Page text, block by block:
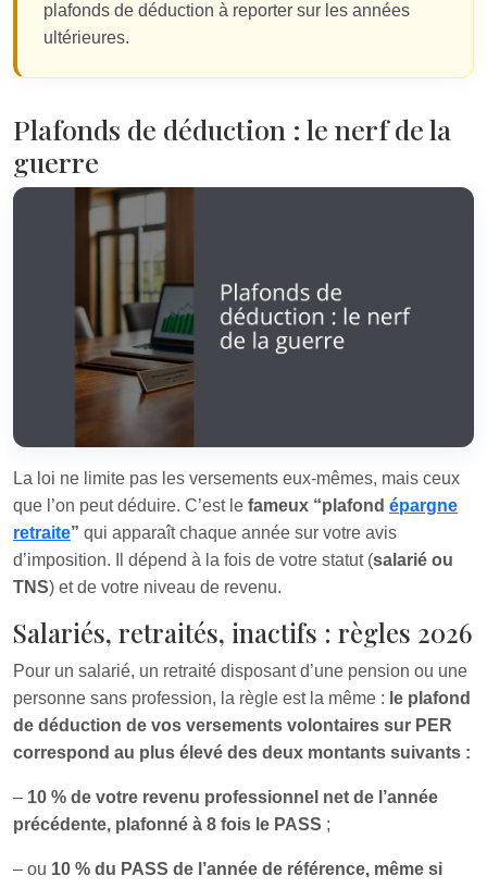
plafonds de déduction à reporter sur les années
ultérieures.
Plafonds de déduction : le nerf de la
guerre
La loi ne limite pas les versements eux-mêmes, mais ceux
que l’on peut déduire. C’est le fameux “plafond épargne
retraite” qui apparaît chaque année sur votre avis
d’imposition. Il dépend à la fois de votre statut (salarié ou
TNS) et de votre niveau de revenu.
Salariés, retraités, inactifs : règles 2026
Pour un salarié, un retraité disposant d’une pension ou une
personne sans profession, la règle est la même : le plafond
de déduction de vos versements volontaires sur PER
correspond au plus élevé des deux montants suivants :
– 10 % de votre revenu professionnel net de l’année
précédente, plafonné à 8 fois le PASS ;
– ou 10 % du PASS de l’année de référence, même si